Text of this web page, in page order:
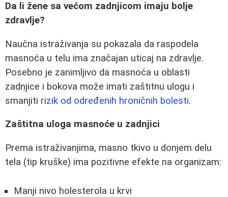
Da li žene sa većom zadnjicom imaju bolje
zdravlje?
Naučna istraživanja su pokazala da raspodela
masnoća u telu ima značajan uticaj na zdravlje.
Posebno je zanimljivo da masnoća u oblasti
zadnjice i bokova može imati zaštitnu ulogu i
smanjiti rizik od određenih hroničnih bolesti.
Zaštitna uloga masnoće u zadnjici
Prema istraživanjima, masno tkivo u donjem delu
tela (tip kruške) ima pozitivne efekte na organizam:
Manji nivo holesterola u krvi